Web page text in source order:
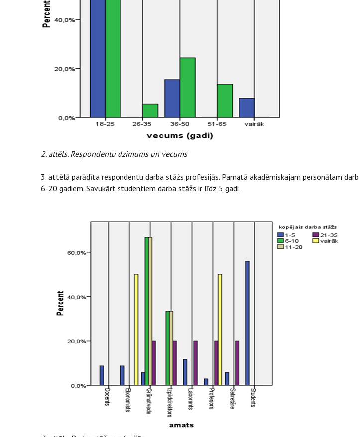
2. attēls. Respondentu dzimums un vecums
3. attēlā parādīta respondentu darba stāžs profesijās. Pamatā akadēmiskajam personālam
6-20 gadiem. Savukārt studentiem darba stāžs ir līdz 5 gadi.